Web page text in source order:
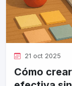
21 oct 2025
Cómo